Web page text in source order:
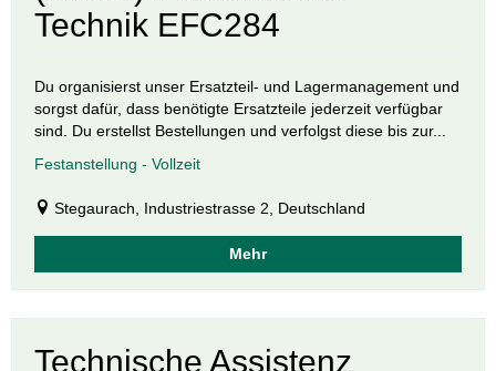
Technik EFC284
Du organisierst unser Ersatzteil- und Lagermanagement und
sorgst dafür, dass benötigte Ersatzteile jederzeit verfügbar
sind. Du erstellst Bestellungen und verfolgst diese bis zur...
Festanstellung - Vollzeit
Stegaurach, Industriestrasse 2, Deutschland
Mehr
Technische Assistenz